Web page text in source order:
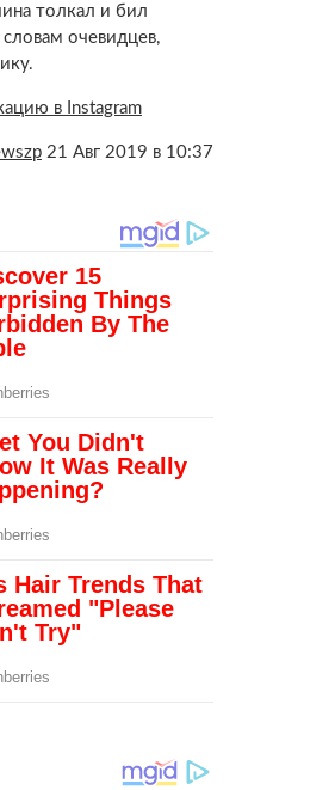
толкал и бил
очевидцев,
в Instagram
21 Авг 2019 в 10:37